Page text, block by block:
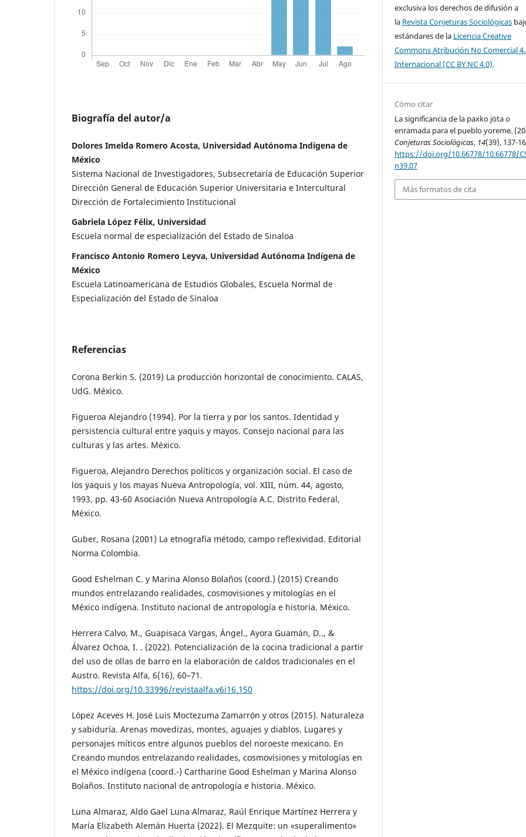
Biografía del autor/a
Dolores Imelda Romero Acosta, Universidad Autónoma Indígena de
México
Sistema Nacional de Investigadores, Subsecretaría de Educación Superior
Dirección General de Educación Superior Universitaria e Intercultural
Dirección de Fortalecimiento Institucional
Gabriela López Félix, Universidad
Escuela normal de especialización del Estado de Sinaloa
Francisco Antonio Romero Leyva, Universidad Autónoma Indígena de
México
Escuela Latinoamericana de Estudios Globales, Escuela Normal de
Especialización del Estado de Sinaloa
Referencias
Corona Berkin S. (2019) La producción horizontal de conocimiento. CALAS,
UdG. México.
Figueroa Alejandro (1994). Por la tierra y por los santos. Identidad y
persistencia cultural entre yaquis y mayos. Consejo nacional para las
culturas y las artes. México.
Figueroa, Alejandro Derechos políticos y organización social. El caso de
los yaquis y los mayas Nueva Antropología, vol. XIII, núm. 44, agosto,
1993, pp. 43-60 Asociación Nueva Antropología A.C. Distrito Federal,
México.
Guber, Rosana (2001) La etnografía método, campo reflexividad. Editorial
Norma Colombia.
Good Eshelman C. y Marina Alonso Bolaños (coord.) (2015) Creando
mundos entrelazando realidades, cosmovisiones y mitologías en el
México indígena. Instituto nacional de antropología e historia. México.
Herrera Calvo, M., Guapisaca Vargas, Ángel., Ayora Guamán, D.., &
Álvarez Ochoa, I. . (2022). Potencialización de la cocina tradicional a partir
del uso de ollas de barro en la elaboración de caldos tradicionales en el
Austro. Revista Alfa, 6(16), 60–71.
https://doi.org/10.33996/revistaalfa.v6i16.150
López Aceves H. José Luis Moctezuma Zamarrón y otros (2015). Naturaleza
y sabiduría. Arenas movedizas, montes, aguajes y diablos. Lugares y
personajes míticos entre algunos pueblos del noroeste mexicano. En
Creando mundos entrelazando realidades, cosmovisiones y mitologías en
el México indígena (coord.-) Cartharine Good Eshelman y Marina Alonso
Bolaños. Instituto nacional de antropología e historia. México.
Luna Almaraz, Aldo Gael Luna Almaraz, Raúl Enrique Martínez Herrera y
María Elizabeth Alemán Huerta (2022). El Mezquite: un «superalimento»
exclusiva los derechos de difusión a
la Revista Conjeturas Sociológicas
estándares de la Licencia Creative
Commons Atribución No Comercial
Internacional (CC BY NC 4.0).
Cómo citar
La significancia de la paxko jöta o
enramada para el pueblo yoreme.
Conjeturas Sociológicas, 14(39), 137-
https://doi.org/10.66778/10.66778/
n39.07
Más formatos de cita